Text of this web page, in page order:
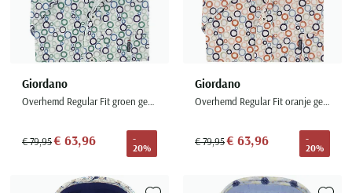
Giordano
Overhemd Regular Fit groen geprint cirkels blauw
€ 79,95€ 63,96
-
20%
Giordano
Overhemd Regular Fit oranje geprint cirkels blauw
€ 79,95€ 63,96
-
20%